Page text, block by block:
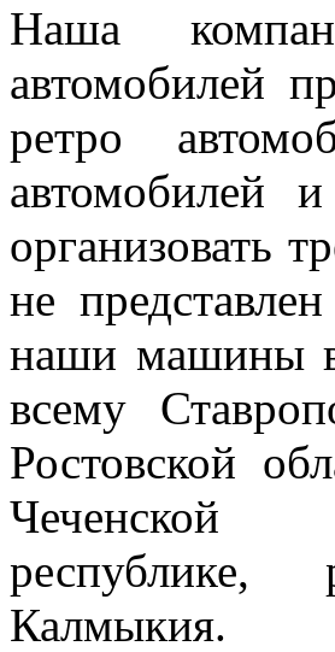
Наша
автомобилей
ретро
автомобилей
организовать
не
наши машины
всему
Ростовской
Чеченской
республике,
Калмыкия.